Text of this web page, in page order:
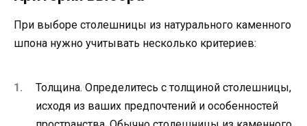
При выборе столешницы из натурального каменного
шпона нужно учитывать несколько критериев:
Толщина. Определитесь с толщиной столешницы,
исходя из ваших предпочтений и особенностей